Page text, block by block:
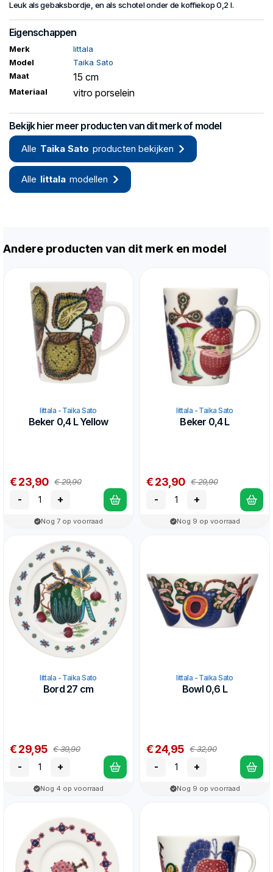
Leuk als gebaksbordje, en als schotel onder de koffiekop 0,2 l.
Eigenschappen
Merk
Iittala
Model
Taika Sato
Maat
15 cm
Materiaal vitro porselein
Bekijk hier meer producten van dit merk of model
Alle Taika Sato producten bekijken
Alle Iittala modellen
Andere producten van dit merk en model
Iittala - Taika Sato
Beker 0,4 L Yellow
€ 23,90 € 29,90
- +
Nog 7 op voorraad
Iittala - Taika Sato
Beker 0,4 L
€ 23,90 € 29,90
- +
Nog 9 op voorraad
Iittala - Taika Sato
Bord 27 cm
€ 29,95 € 39,90
- +
Nog 4 op voorraad
Iittala - Taika Sato
Bowl 0,6 L
€ 24,95 € 32,90
- +
Nog 9 op voorraad